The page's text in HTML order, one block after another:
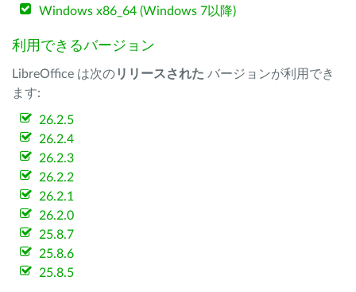
Windows x86_64 (Windows 7以降)
利用できるバージョン
LibreOffice は次のリリースされた バージョンが利用でき
ます:
26.2.5
26.2.4
26.2.3
26.2.2
26.2.1
26.2.0
25.8.7
25.8.6
25.8.5